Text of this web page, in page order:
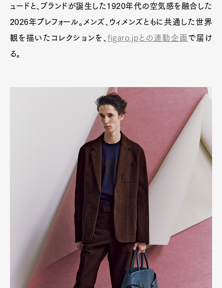
ュードと、ブランドが誕生した1920年代の空気感を融合した
2026年プレフォール。メンズ、ウィメンズともに共通した世界
観を描いたコレクションを、figaro.jpとの連動企画 で届け
る。